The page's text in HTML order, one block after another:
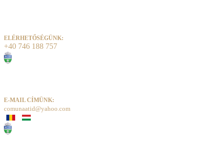
ELÉRHETŐSÉGÜNK:
+40 746 188 757
E-MAIL CÍMÜNK:
comunaatid@yahoo.com